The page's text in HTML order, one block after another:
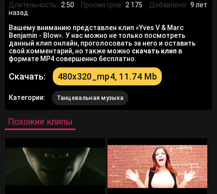
Длительность: 2:50 Просмотров: 2 175 Добавлено: 9 лет
назад
Вашему вниманию представлен клип «Yves V & Marc
Benjamin - Blow». У нас можно не только посмотреть
данный клип онлайн, проголосовать за него и оставить
свой комментарий, но также можно скачать клип в
формате MP4 совершенно бесплатно.
Скачать: 480x320_mp4, 11.74 Mb
Категории: Танцевальная музыка
Похожие клипы